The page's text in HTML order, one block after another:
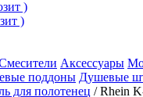
)
)
Аксессуары
поддоны Душевые
для полотенец /Rhein